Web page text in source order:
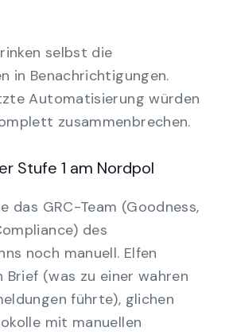
selbst die
in Benachrichtigungen.
Automatisierung würden
zusammenbrechen.
Stufe 1 am Nordpol
das GRC-Team (Goodness,
des
noch manuell. Elfen
(was zu einer wahren
führte), glichen
mit manuellen